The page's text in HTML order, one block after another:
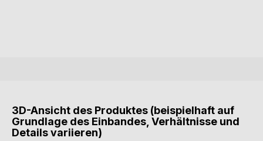
3D-Ansicht des Produktes (beispielhaft auf
Grundlage des Einbandes, Verhältnisse und
Details variieren)